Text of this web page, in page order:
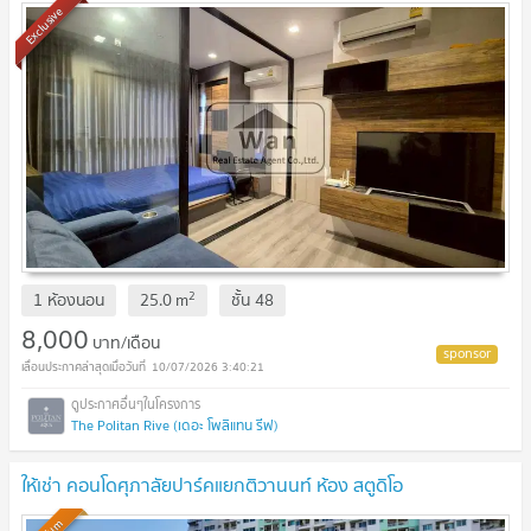
Exclusive
1 ห้องนอน 25.0m2 ชั้น48
8,000 บาท/เดือน
10/07/2026 3:40:21
The Politan Rive (เดอะ โพลิแทน รีฟ)
ให้เช่า คอนโดศุภาลัยปาร์คแยกติวานนท์ ห้อง สตูดิโอ